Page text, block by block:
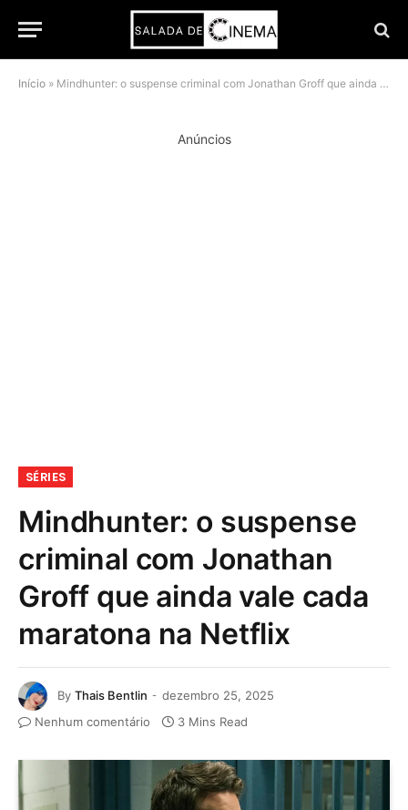
Início » Mindhunter: o suspense criminal com Jonathan Groff que ainda vale cada maratona na Netflix
Anúncios
SÉRIES
Mindhunter: o suspense
criminal com Jonathan
Groff que ainda vale cada
maratona na Netflix
By Thais Bentlin
dezembro 25, 2025
Nenhum comentário
3 Mins Read